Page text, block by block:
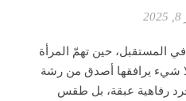
لا شيء يرافقها أصدق من رشة
رفاهية عبقة، بل طقس